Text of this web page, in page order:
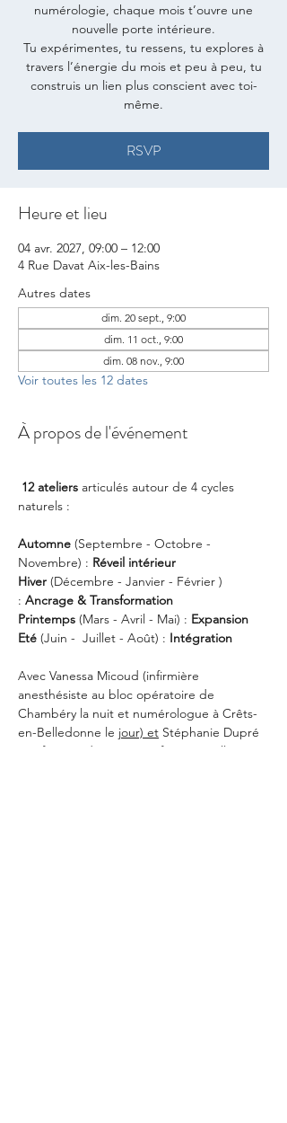
numérologie, chaque mois t’ouvre une
nouvelle porte intérieure.
Tu expérimentes, tu ressens, tu explores à
travers l’énergie du mois et peu à peu, tu
construis un lien plus conscient avec toi-
même.
RSVP
Heure et lieu
04 avr. 2027, 09:00 – 12:00
4 Rue Davat Aix-les-Bains
Autres dates
dim. 20 sept., 9:00
dim. 11 oct., 9:00
dim. 08 nov., 9:00
Voir toutes les 12 dates
À propos de l'événement
12 ateliers articulés autour de 4 cycles
naturels :
Automne (Septembre - Octobre -
Novembre) : Réveil intérieur
Hiver (Décembre - Janvier - Février )
: Ancrage & Transformation
Printemps (Mars - Avril - Mai) : Expansion
Eté (Juin -  Juillet - Août) : Intégration
Avec Vanessa Micoud (infirmière
anesthésiste au bloc opératoire de
Chambéry la nuit et numérologue à Crêts-
en-Belledonne le jour) et Stéphanie Dupré
(professeur de yoga certifiée yoga alliance